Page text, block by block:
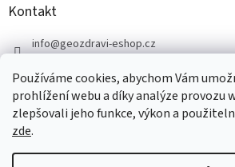
Používáme cookies, abychom Vám
prohlížení webu a díky analýze provozu
zlepšovali jeho funkce, výkon a
zde.
Kontakt
info@geozdravi-eshop.cz
https://www.facebook.com/geozdravi